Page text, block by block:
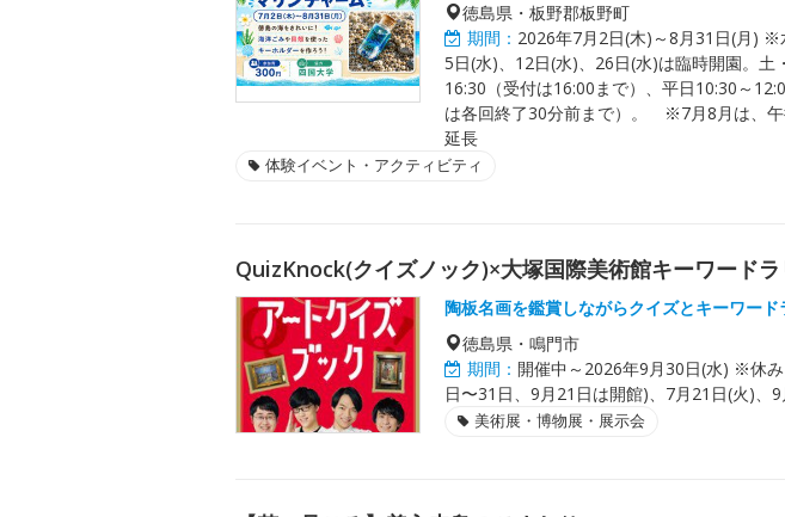
徳島県・板野郡板野町
期間： 2026年7月2日(木)～8月31日(月) ※
5日(水)、12日(水)、26日(水)は臨時開園。土
16:30（受付は16:00まで）、平日10:30～
は各回終了30分前まで）。 ※7月8月は、午
延長
体験イベント・アクティビティ
QuizKnock(クイズノック)×大塚国際美術館キーワード
陶板名画を鑑賞しながらクイズとキーワード
徳島県・鳴門市
期間： 開催中～2026年9月30日(水) ※休
日〜31日、9月21日は開館)、7月21日(火)、
美術展・博物展・展示会